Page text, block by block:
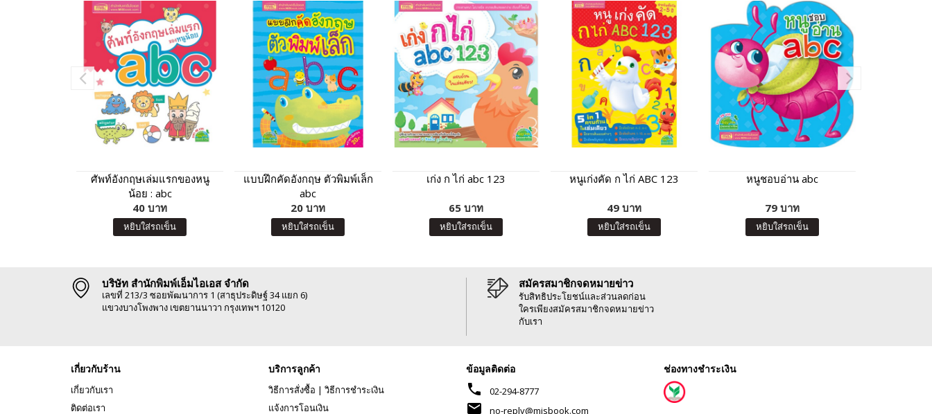
ศัพท์อังกฤษเล่มแรกของหนู
น้อย : abc
40 บาท
หยิบใส่รถเข็น
แบบฝึกคัดอังกฤษ ตัวพิมพ์เล็ก
abc
20 บาท
หยิบใส่รถเข็น
เก่ง ก ไก่ abc 123
65 บาท
หยิบใส่รถเข็น
หนูเก่งคัด ก ไก่ ABC 123
49 บาท
หยิบใส่รถเข็น
หนูชอบอ่าน abc
79 บาท
หยิบใส่รถเข็น
บริษัท สำนักพิมพ์เอ็มไอเอส จำกัด
เลขที่ 213/3 ซอยพัฒนาการ 1 (สาธุประดิษฐ์ 34 แยก 6)
แขวงบางโพงพาง เขตยานนาวา กรุงเทพฯ 10120
สมัครสมาชิกจดหมายข่าว
รับสิทธิประโยชน์และส่วนลดก่อน
ใครเพียงสมัครสมาชิกจดหมายข่าว
กับเรา
เกี่ยวกับร้าน
เกี่ยวกับเรา
ติดต่อเรา
บริการลูกค้า
วิธีการสั่งซื้อ | วิธีการชำระเงิน
แจ้งการโอนเงิน
ข้อมูลติดต่อ
phone 02-294-8777
mail no-reply@misbook.com
ช่องทางชำระเงิน